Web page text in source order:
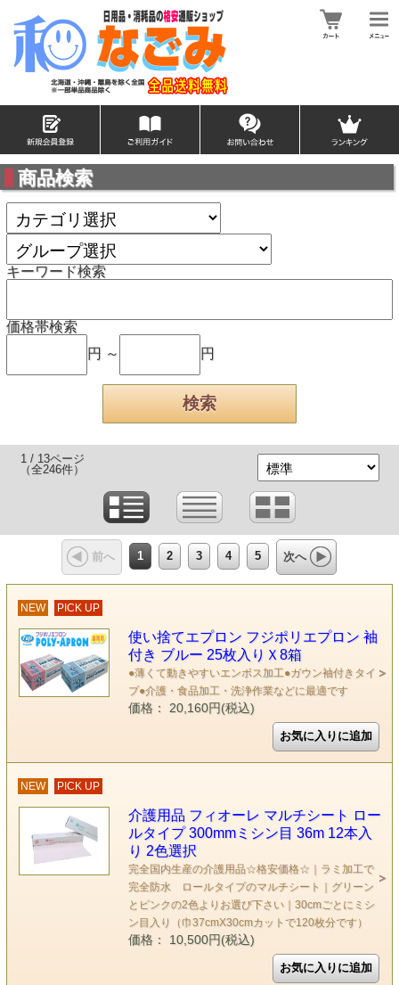
商品検索
キーワード検索
価格帯検索
円 ～
円
1 / 13ページ
（全246件）
前へ 1 2 3 4 5 次へ
NEW PICK UP
使い捨てエプロン フジポリエプロン 袖
付き ブルー 25枚入りＸ8箱
●薄くて動きやすいエンボス加工●ガウン袖付きタイ
プ●介護・食品加工・洗浄作業などに最適です
価格： 20,160円(税込)
NEW PICK UP
介護用品 フィオーレ マルチシート ロー
ルタイプ 300mmミシン目 36m 12本入
り 2色選択
完全国内生産の介護用品☆格安価格☆｜ラミ加工で
完全防水 ロールタイプのマルチシート｜グリーン
とピンクの2色よりお選び下さい｜30cmごとにミシ
ン目入り（巾37cmX30cmカットで120枚分です）
価格： 10,500円(税込)